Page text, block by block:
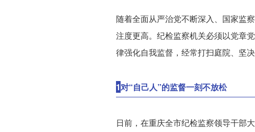
随着全面从严治党不断深入、国家监
注度更高。纪检监察机关必须以党章
律强化自我监督，经常打扫庭院、坚
1对“自己人”的监督一刻不放松
日前，在重庆全市纪检监察领导干部